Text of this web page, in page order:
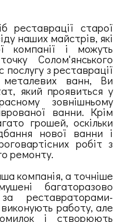
реставрації старої
наших майстрів, які
компанії і можуть
Солом'янського
з реставрації
металевих ванн, Ви
який проявиться у
зовнішньому
ванни. Крім
грошей, оскільки
нової ванни і
робіт з
ремонту.
компанія, а точніше
багаторазово
реставраторами-
работу, але
і створюють